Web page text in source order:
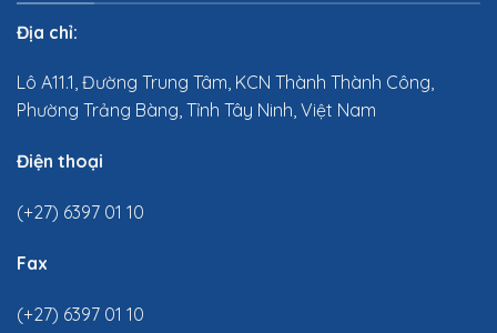
Địa chỉ:
Lô A11.1, Đường Trung Tâm, KCN Thành Thành Công,
Phường Trảng Bàng, Tỉnh Tây Ninh, Việt Nam
Điện thoại
(+27) 6397 01 10
Fax
(+27) 6397 01 10